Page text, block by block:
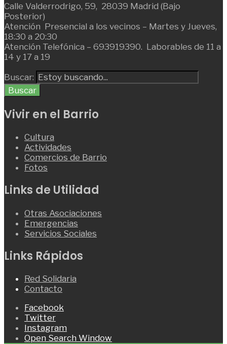
Calle Valderrodrigo, 59, 28039 Madrid (Bajo
Posterior)
Atención Presencial a los vecinos – Martes y Jueves,
18:30 a 20:30
Atención Telefónica – 693919390. Laborables de 11 a
14 y 17 a 19
Buscar:
Buscar
Vivir en el Barrio
Cultura
Actividades
Comercios de Barrio
Fotos
Links de Utilidad
Otras Asociaciones
Emergencias
Servicios Sociales
Links Rápidos
Red Solidaria
Contacto
Facebook
Twitter
Instagram
Open Search Window